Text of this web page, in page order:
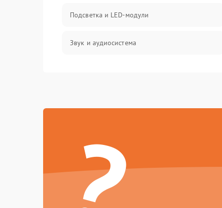
Подсветка и LED-модули
Звук и аудиосистема
Программное обеспечение
Корпус и механика